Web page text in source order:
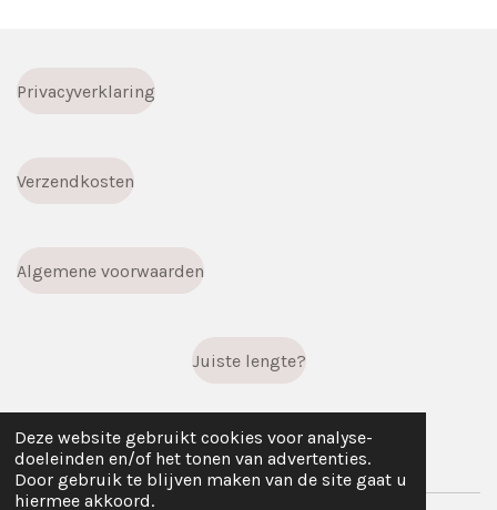
Deze website gebruikt cookies voor analyse-
doeleinden en/of het tonen van advertenties.
Door gebruik te blijven maken van de site gaat u
hiermee akkoord.
Privacyverklaring
Verzendkosten
Algemene voorwaarden
Juiste lengte?
F
a
I
n
W
h